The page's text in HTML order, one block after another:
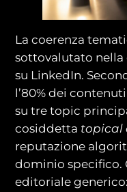
La coerenza
sottovalutato
su LinkedIn.
l’80% dei
su tre topic
cosiddetta topical
reputazione
dominio specifico.
editoriale